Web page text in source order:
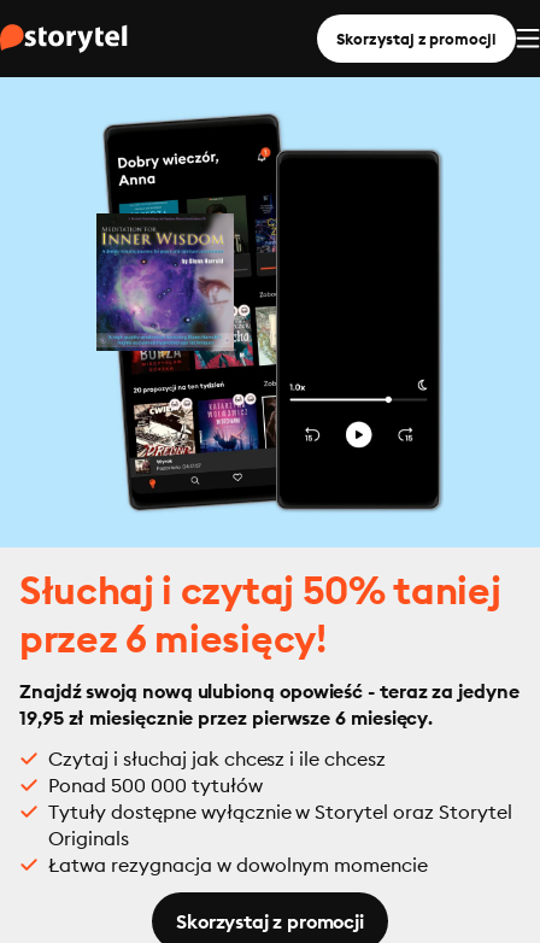
Skorzystaj z promocji
Słuchaj i czytaj 50% taniej
przez 6 miesięcy!
Znajdź swoją nową ulubioną opowieść - teraz za jedyne
19,95 zł miesięcznie przez pierwsze 6 miesięcy.
Czytaj i słuchaj jak chcesz i ile chcesz
Ponad 500 000 tytułów
Tytuły dostępne wyłącznie w Storytel oraz Storytel
Originals
Łatwa rezygnacja w dowolnym momencie
Skorzystaj z promocji